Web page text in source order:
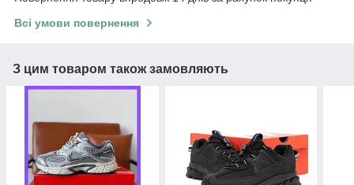
Всі умови повернення
З цим товаром також замовляють